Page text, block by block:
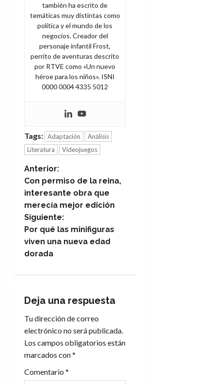
también ha escrito de
temáticas muy distintas como
política y el mundo de los
negocios. Creador del
personaje infantil Frost,
perrito de aventuras descrito
por RTVE como «Un nuevo
héroe para los niños». ISNI
0000 0004 4335 5012
Tags: Adaptación
Análisis
Literatura
Videojuegos
N
a
v
e
g
c
i
ó
n
d
Anterior:
Con permiso de la reina,
interesante obra que
merecía mejor edición
Siguiente:
Por qué las minifiguras
viven una nueva edad
dorada
Deja una respuesta
Tu dirección de correo
electrónico no será publicada.
Los campos obligatorios están
marcados con*
Comentario *